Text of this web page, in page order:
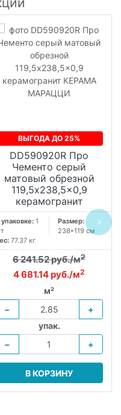
ВЫГОДА ДО 25%
DD590920R Про
Чементо серый
матовый обрезной
119,5x238,5x0,9
керамогранит
1
Размер:
238*119 см
77.37 кг
6 241.52 руб./м2
4 681.14 руб./м2
м²
−
+
упак.
−
+
В КОРЗИНУ